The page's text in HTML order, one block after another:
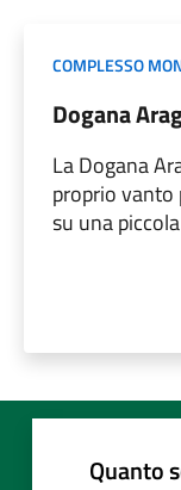
COMPLESSO
Dogana
La Dogana
proprio vanto
su una
Quanto